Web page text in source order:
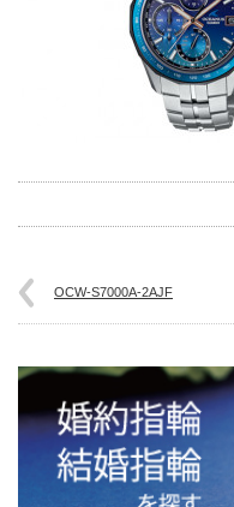
OCW-S7000A-2AJF